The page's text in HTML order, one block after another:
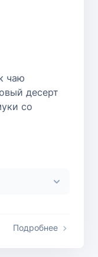
чаю
десерт
со
Подробнее